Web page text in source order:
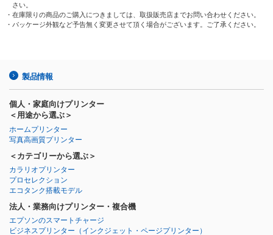
さい。
・在庫限りの商品のご購入につきましては、取扱販売店までお問い合わせください。
・パッケージ外観など予告無く変更させて頂く場合がございます。ご了承ください。
製品情報
個人・家庭向けプリンター
＜用途から選ぶ＞
ホームプリンター
写真高画質プリンター
＜カテゴリーから選ぶ＞
カラリオプリンター
プロセレクション
エコタンク搭載モデル
法人・業務向けプリンター・複合機
エプソンのスマートチャージ
ビジネスプリンター （インクジェット・ページプリンター）